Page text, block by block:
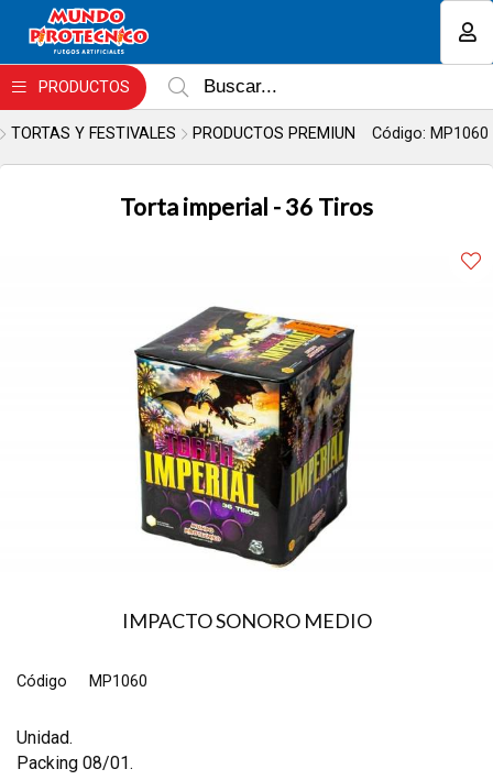
Enviar a email
Enviar
PRODUCTOS
TORTAS Y FESTIVALES PRODUCTOS PREMIUN Código: MP1060
Torta imperial - 36 Tiros
IMPACTO SONORO MEDIO
Código MP1060
Unidad.
Packing 08/01.